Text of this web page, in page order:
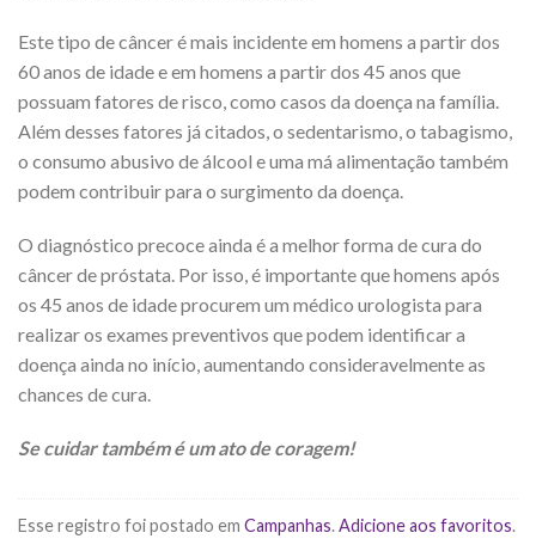
Este tipo de câncer é mais incidente em homens a partir dos
60 anos de idade e em homens a partir dos 45 anos que
possuam fatores de risco, como casos da doença na família.
Além desses fatores já citados, o sedentarismo, o tabagismo,
o consumo abusivo de álcool e uma má alimentação também
podem contribuir para o surgimento da doença.
O diagnóstico precoce ainda é a melhor forma de cura do
câncer de próstata. Por isso, é importante que homens após
os 45 anos de idade procurem um médico urologista para
realizar os exames preventivos que podem identificar a
doença ainda no início, aumentando consideravelmente as
chances de cura.
Se cuidar também é um ato de coragem!
Esse registro foi postado em Campanhas.Adicione aos favoritos.